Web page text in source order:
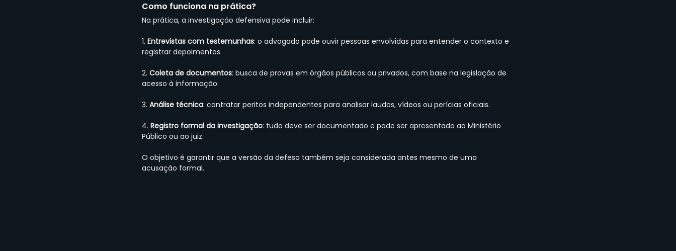
Como funciona na prática?
Na prática, a investigação defensiva pode incluir:
1. Entrevistas com testemunhas: o advogado pode ouvir pessoas envolvidas para entender o contexto e
registrar depoimentos.
2. Coleta de documentos: busca de provas em órgãos públicos ou privados, com base na legislação de
acesso à informação.
3. Análise técnica: contratar peritos independentes para analisar laudos, vídeos ou perícias oficiais.
4. Registro formal da investigação: tudo deve ser documentado e pode ser apresentado ao Ministério
Público ou ao juiz.
O objetivo é garantir que a versão da defesa também seja considerada antes mesmo de uma
acusação formal.